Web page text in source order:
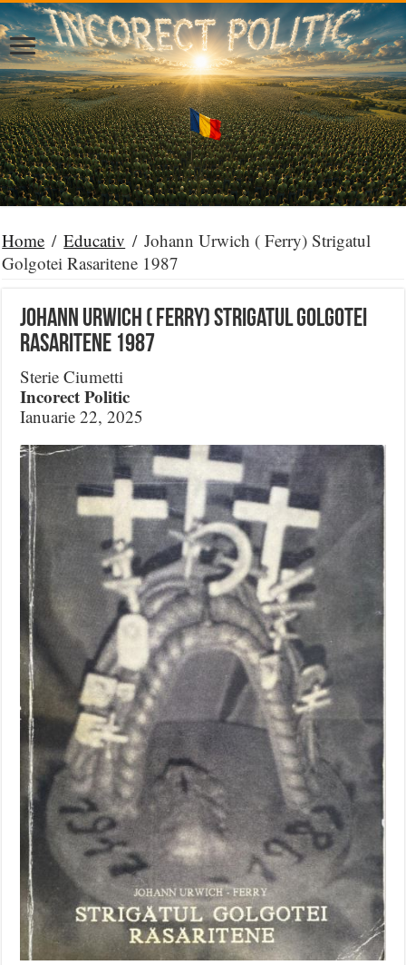
Home / Educativ / Johann Urwich ( Ferry) Strigatul
Golgotei Rasaritene 1987
Johann Urwich ( Ferry) Strigatul Golgotei
Rasaritene 1987
Sterie Ciumetti
Incorect Politic
Ianuarie 22, 2025